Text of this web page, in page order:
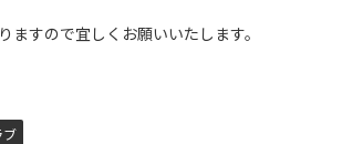
ますので宜しくお願いいたします。
ブ